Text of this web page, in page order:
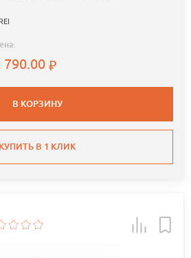
790.00
В КОРЗИНУ
КУПИТЬ В 1 КЛИК